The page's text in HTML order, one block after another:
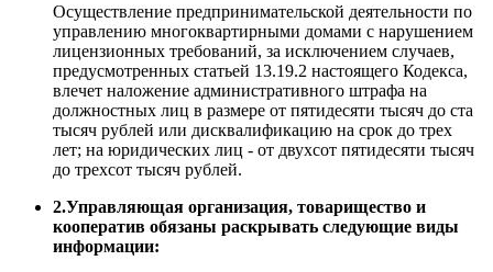
Осуществление предпринимательской деятельности по
управлению многоквартирными домами с нарушением
лицензионных требований, за исключением случаев,
предусмотренных статьей 13.19.2 настоящего Кодекса,
влечет наложение административного штрафа на
должностных лиц в размере от пятидесяти тысяч до ста
тысяч рублей или дисквалификацию на срок до трех
лет; на юридических лиц - от двухсот пятидесяти тысяч
до трехсот тысяч рублей.
2.Управляющая организация, товарищество и
кооператив обязаны раскрывать следующие виды
информации: